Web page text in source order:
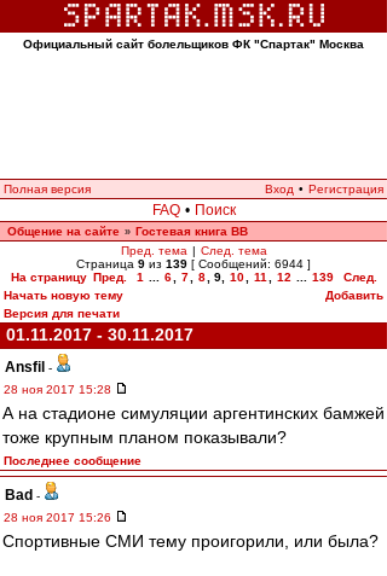
Официальный сайт болельщиков ФК "Спартак" Москва
Полная версия Вход • Регистрация
FAQ • Поиск
Общение на сайте » Гостевая книга ВВ
Пред. тема | След. тема
Страница 9 из 139 [ Сообщений: 6944 ]
На страницу Пред. 1 6 7 8 9, 10 11 12 139
След.
Начать новую тему
Добавить
Версия для печати
01.11.2017 - 30.11.2017
Ansfil -
28 ноя 2017 15:28
А на стадионе симуляции аргентинских бамжей
тоже крупным планом показывали?
Последнее сообщение
Bad -
28 ноя 2017 15:26
Спортивные СМИ тему проигорили, или была?